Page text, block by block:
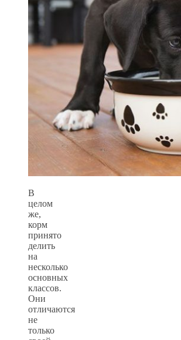
В
целом
же,
корм
принято
делить
на
несколько
основных
классов.
Они
отличаются
не
только